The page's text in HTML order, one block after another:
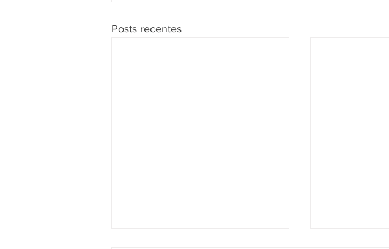
Posts recentes